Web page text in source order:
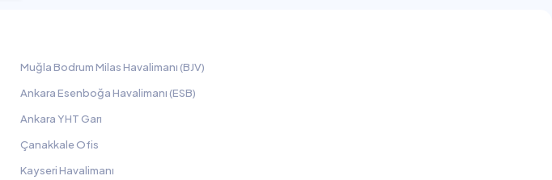
Muğla Bodrum Milas Havalimanı (BJV)
Ankara Esenboğa Havalimanı (ESB)
Ankara YHT Garı
Çanakkale Ofis
Kayseri Havalimanı